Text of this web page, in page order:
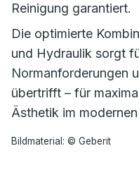
Reinigung garantiert.
Die optimierte
und Hydraulik sorgt
Normanforderungen
übertrifft – für
Ästhetik im
Bildmaterial: © Geberit